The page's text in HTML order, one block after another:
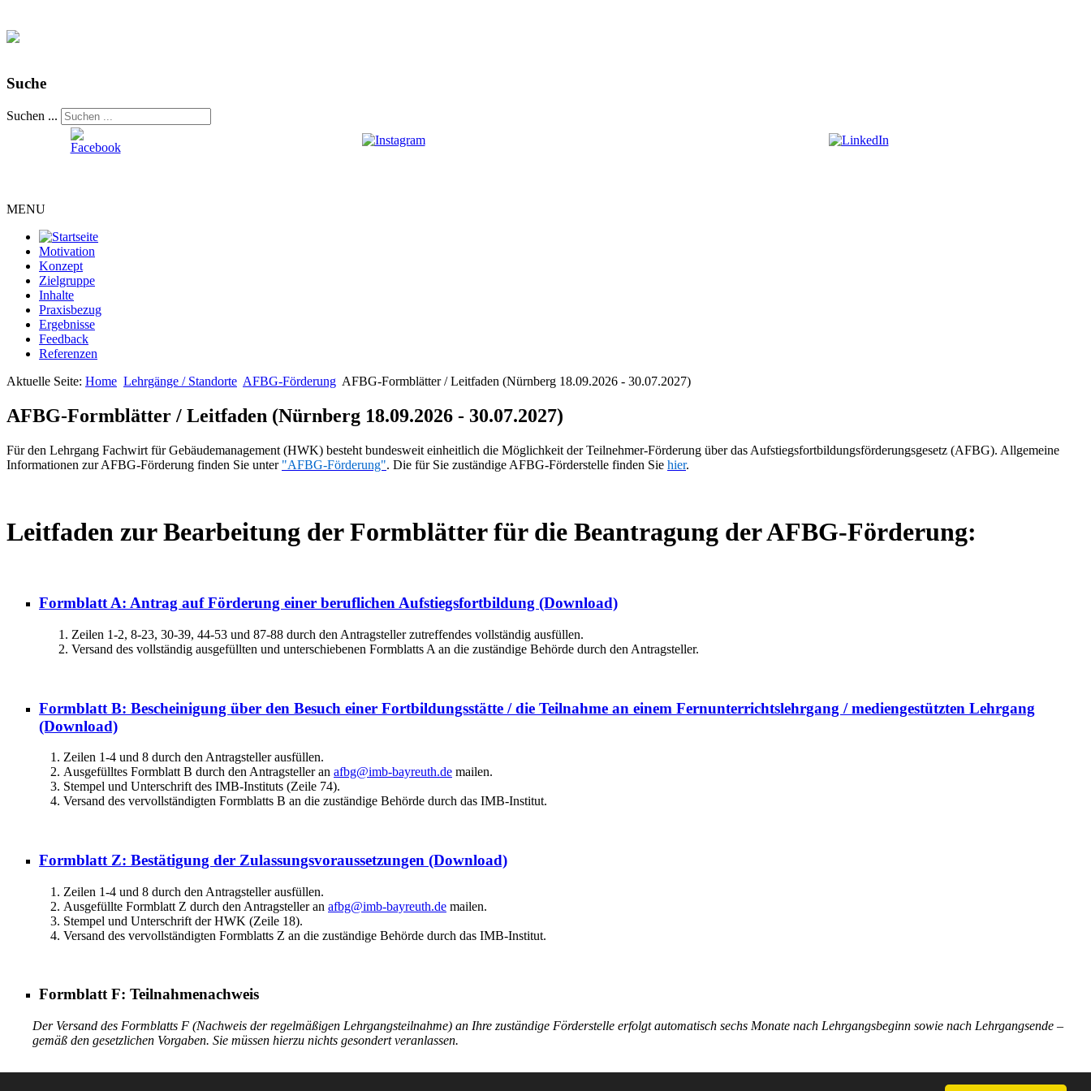
Suche
Suchen ...
MENU
Motivation
Konzept
Zielgruppe
Inhalte
Praxisbezug
Ergebnisse
Feedback
Referenzen
Aktuelle Seite: Home Lehrgänge / Standorte AFBG-Förderung AFBG-Formblätter / Leitfaden (Nürnberg 18.09.2026 - 30.07.2027)
AFBG-Formblätter / Leitfaden (Nürnberg 18.09.2026 - 30.07.2027)
Für den Lehrgang Fachwirt für Gebäudemanagement (HWK) besteht bundesweit einheitlich die Möglichkeit der Teilnehmer-Förderung über das Aufstiegsfortbildungsförderungsgesetz (AFBG). Allgemeine
Informationen zur AFBG-Förderung finden Sie unter "AFBG-Förderung". Die für Sie zuständige AFBG-Förderstelle finden Sie hier.
Leitfaden zur Bearbeitung der Formblätter für die Beantragung der AFBG-Förderung:
Formblatt A: Antrag auf Förderung einer beruflichen Aufstiegsfortbildung (Download)
Zeilen 1-2, 8-23, 30-39, 44-53 und 87-88 durch den Antragsteller zutreffendes vollständig ausfüllen.
Versand des vollständig ausgefüllten und unterschiebenen Formblatts A an die zuständige Behörde durch den Antragsteller.
Formblatt B: Bescheinigung über den Besuch einer Fortbildungsstätte / die Teilnahme an einem Fernunterrichtslehrgang / mediengestützten Lehrgang
(Download)
Zeilen 1-4 und 8 durch den Antragsteller ausfüllen.
Ausgefülltes Formblatt B durch den Antragsteller an afbg@imb-bayreuth.de mailen.
Stempel und Unterschrift des IMB-Instituts (Zeile 74).
Versand des vervollständigten Formblatts B an die zuständige Behörde durch das IMB-Institut.
Formblatt Z: Bestätigung der Zulassungsvoraussetzungen (Download)
Zeilen 1-4 und 8 durch den Antragsteller ausfüllen.
Ausgefüllte Formblatt Z durch den Antragsteller an afbg@imb-bayreuth.de mailen.
Stempel und Unterschrift der HWK (Zeile 18).
Versand des vervollständigten Formblatts Z an die zuständige Behörde durch das IMB-Institut.
Formblatt F: Teilnahmenachweis
Der Versand des Formblatts F (Nachweis der regelmäßigen Lehrgangsteilnahme) an Ihre zuständige Förderstelle erfolgt automatisch sechs Monate nach Lehrgangsbeginn sowie nach Lehrgangsende –
gemäß den gesetzlichen Vorgaben. Sie müssen hierzu nichts gesondert veranlassen.